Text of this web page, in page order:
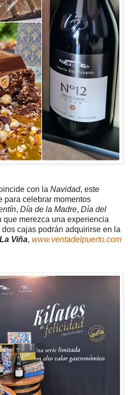
con la Navidad, este
para celebrar momentos
, Día de la Madre, Día del
que merezca una experiencia
cajas podrán adquirirse en la
Viña, www.ventadelpuerto.com